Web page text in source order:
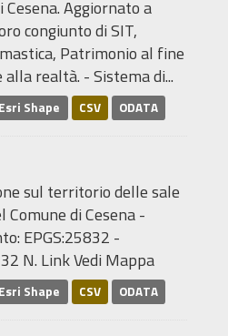
Aggiornato a
congiunto di SIT,
Patrimonio al fine
realtà. - Sistema di...
Esri Shape CSV ODATA
sul territorio delle sale
di Cesena -
EPGS:25832 -
N. Link Vedi Mappa
Esri Shape CSV ODATA